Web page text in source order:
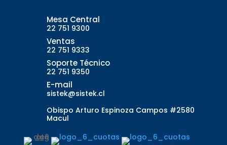
Mesa Central
22 751 9300
Ventas
22 751 9333
Soporte Técnico
22 751 9350
E-mail
sistek@sistek.cl
Obispo Arturo Espinoza Campos #2580
Macul